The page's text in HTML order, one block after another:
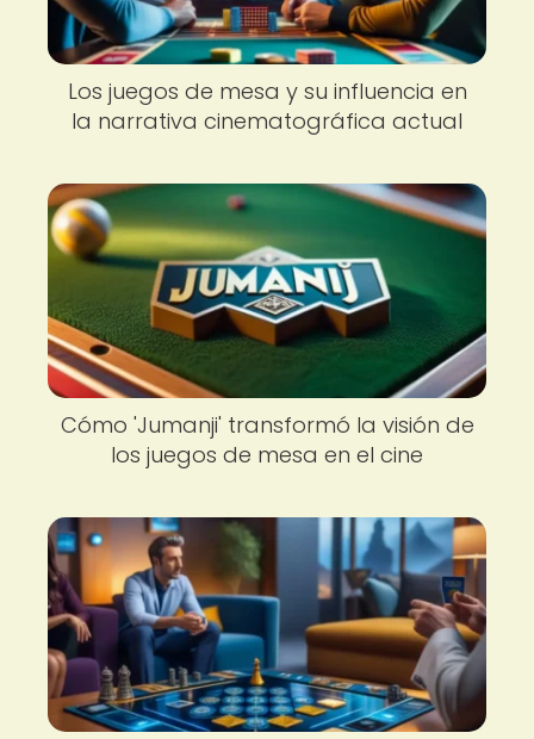
Los juegos de mesa y su influencia en
la narrativa cinematográfica actual
Cómo 'Jumanji' transformó la visión de
los juegos de mesa en el cine